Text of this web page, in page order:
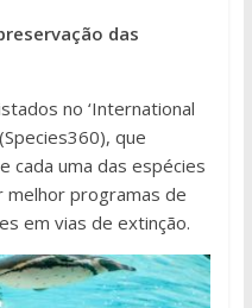
das
no ‘International
que
cada uma das espécies
melhor programas de
em vias de extinção.